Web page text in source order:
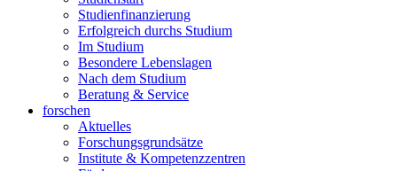
Studienfinanzierung
Erfolgreich durchs Studium
Im Studium
Besondere Lebenslagen
Nach dem Studium
Beratung & Service
forschen
Aktuelles
Forschungsgrundsätze
Institute & Kompetenzzentren